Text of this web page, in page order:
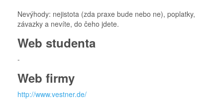
Nevýhody: nejistota (zda praxe bude nebo ne), poplatky,
závazky a nevíte, do čeho jdete.
Web studenta
-
Web firmy
http://www.vestner.de/